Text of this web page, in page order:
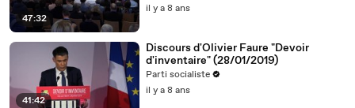
47:32
il y a 8 ans
41:42
Discours d'Olivier Faure "Devoir
d'inventaire" (28/01/2019)
Parti socialiste
il y a 8 ans